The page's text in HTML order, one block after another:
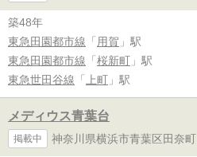
築48年
東急田園都市線 「 用賀 」駅
東急田園都市線 「 桜新町 」駅
東急世田谷線 「 上町 」駅
メディウス青葉台
掲載中 神奈川県横浜市青葉区田奈町